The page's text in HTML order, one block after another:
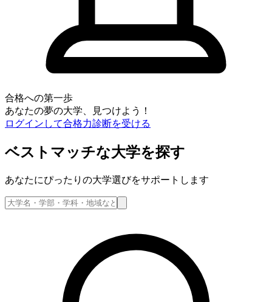
合格への第一歩
あなたの夢の大学、見つけよう！
ログインして合格力診断を受ける
ベストマッチな大学を探す
あなたにぴったりの大学選びをサポートします